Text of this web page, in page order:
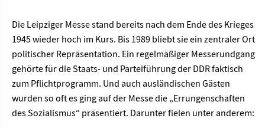
Die Leipziger Messe stand bereits nach dem Ende des Krieges
1945 wieder hoch im Kurs. Bis 1989 bliebt sie ein zentraler Ort
politischer Repräsentation. Ein regelmäßiger Messerundgang
gehörte für die Staats- und Parteiführung der DDR faktisch
zum Pflichtprogramm. Und auch ausländischen Gästen
wurden so oft es ging auf der Messe die „Errungenschaften
des Sozialismus“ präsentiert. Darunter fielen unter anderem: